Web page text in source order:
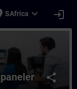
SAfrica expand_more login
WinCC til
share